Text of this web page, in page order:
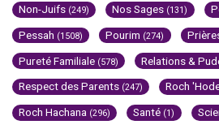
Non-Juifs (249) Nos Sages (131)
Pessah (1508) Pourim (274)
Pureté Familiale (578) Relations &
Respect des Parents (247) Roch
Roch Hachana (296) Santé (1)